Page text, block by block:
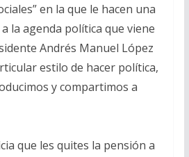
en la que le hacen una
la agenda política que viene
Andrés Manuel López
estilo de hacer política,
y compartimos a
que les quites la pensión a